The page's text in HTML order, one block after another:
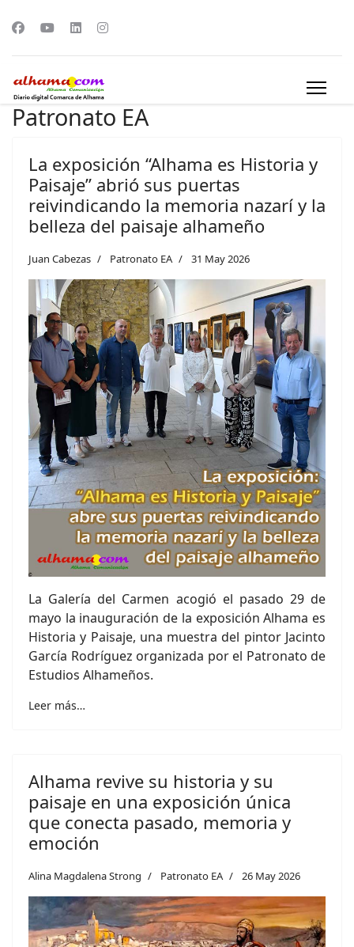
Patronato EA
La exposición “Alhama es Historia y
Paisaje” abrió sus puertas
reivindicando la memoria nazarí y la
belleza del paisaje alhameño
Juan Cabezas Patronato EA 31 May 2026
La Galería del Carmen acogió el pasado 29 de
mayo la inauguración de la exposición Alhama es
Historia y Paisaje, una muestra del pintor Jacinto
García Rodríguez organizada por el Patronato de
Estudios Alhameños.
Leer más…
Alhama revive su historia y su
paisaje en una exposición única
que conecta pasado, memoria y
emoción
Alina Magdalena Strong Patronato EA 26 May 2026